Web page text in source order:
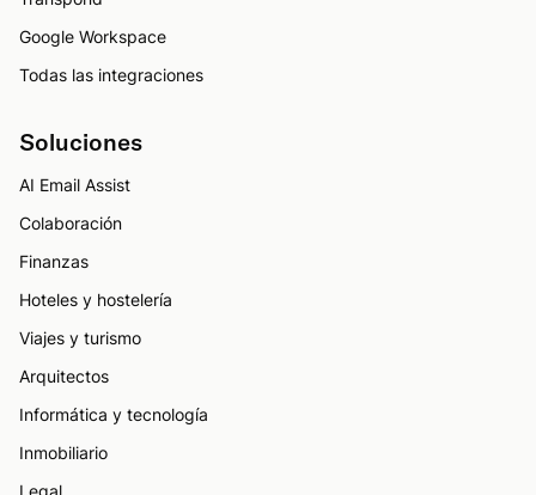
Google Workspace
Todas las integraciones
Soluciones
AI Email Assist
Colaboración
Finanzas
Hoteles y hostelería
Viajes y turismo
Arquitectos
Informática y tecnología
Inmobiliario
Legal